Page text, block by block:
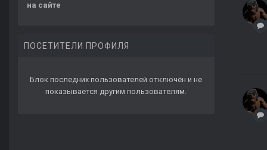
на сайте
ПОСЕТИТЕЛИ ПРОФИЛЯ
Блок последних пользователей отключён и не
показывается другим пользователям.